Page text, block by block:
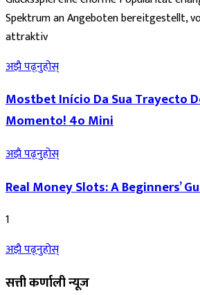
Spektrum an Angeboten bereitgestellt,
attraktiv
अझै पढ्नुहोस्
Mostbet Início Da Sua Trayecto
Momento! 4o Mini
अझै पढ्नुहोस्
Real Money Slots: A Beginners’
1
अझै पढ्नुहोस्
सत्ती कर्णाली न्यूज